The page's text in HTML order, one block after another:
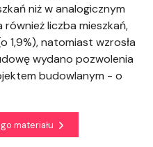
niż w analogicznym
również liczba mieszkań,
natomiast wzrosła
wydano pozwolenia
budowlanym - o
materiału